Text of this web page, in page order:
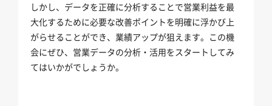
しかし、データを正確に分析することで営業利益を最
大化するために必要な改善ポイントを明確に浮かび上
がらせることができ、業績アップが狙えます。この機
会にぜひ、営業データの分析・活用をスタートしてみ
てはいかがでしょうか。